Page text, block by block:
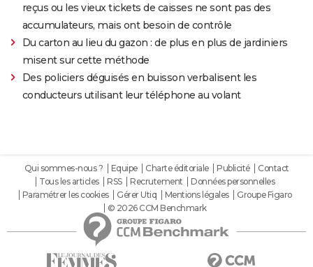
reçus ou les vieux tickets de caisses ne sont pas des
accumulateurs, mais ont besoin de contrôle
Du carton au lieu du gazon : de plus en plus de jardiniers
misent sur cette méthode
Des policiers déguisés en buisson verbalisent les
conducteurs utilisant leur téléphone au volant
Qui sommes-nous ? Equipe Charte éditoriale Publicité
Contact
Tous les articles
RSS Recrutement
Données personnelles
Paramétrer les cookies
Gérer Utiq Mentions légales
Groupe Figaro
© 2026 CCM Benchmark